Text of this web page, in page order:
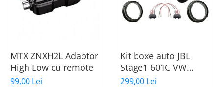
MTX ZNXH2L Adaptor
High Low cu remote
99,00 Lei
Kit boxe auto JBL
Stage1 601C VW
Passat B6 spate
299,00 Lei